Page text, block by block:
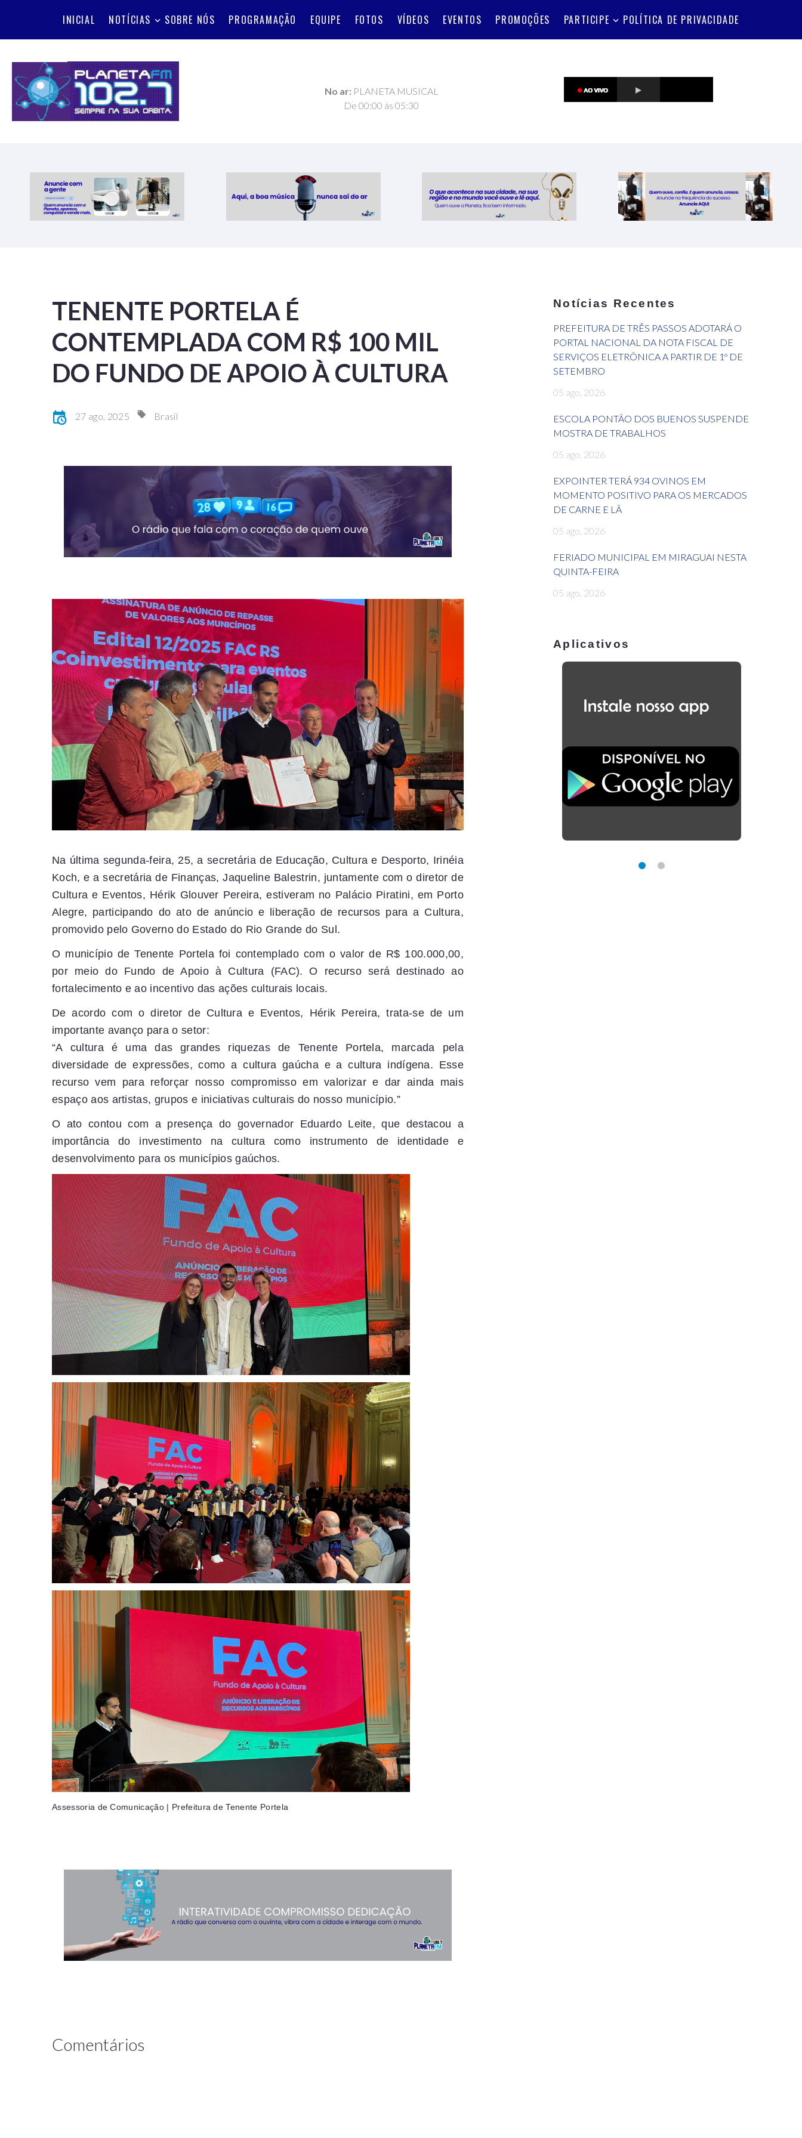
INICIAL NOTÍCIAS SOBRE NÓS PROGRAMAÇÃO EQUIPE FOTOS VÍDEOS EVENTOS PROMOÇÕES PARTICIPE POLÍTICA DE PRIVACIDADE
No ar: PLANETA MUSICAL
De 00:00 às 05:30
TENENTE PORTELA É
CONTEMPLADA COM R$ 100 MIL
DO FUNDO DE APOIO À CULTURA
27 ago, 2025 Brasil
Na última segunda-feira, 25, a secretária de Educação, Cultura e Desporto, Irinéia
Koch, e a secretária de Finanças, Jaqueline Balestrin, juntamente com o diretor de
Cultura e Eventos, Hérik Glouver Pereira, estiveram no Palácio Piratini, em Porto
Alegre, participando do ato de anúncio e liberação de recursos para a Cultura,
promovido pelo Governo do Estado do Rio Grande do Sul.
O município de Tenente Portela foi contemplado com o valor de R$ 100.000,00,
por meio do Fundo de Apoio à Cultura (FAC). O recurso será destinado ao
fortalecimento e ao incentivo das ações culturais locais.
De acordo com o diretor de Cultura e Eventos, Hérik Pereira, trata-se de um
importante avanço para o setor:
“A cultura é uma das grandes riquezas de Tenente Portela, marcada pela
diversidade de expressões, como a cultura gaúcha e a cultura indígena. Esse
recurso vem para reforçar nosso compromisso em valorizar e dar ainda mais
espaço aos artistas, grupos e iniciativas culturais do nosso município.”
O ato contou com a presença do governador Eduardo Leite, que destacou a
importância do investimento na cultura como instrumento de identidade e
desenvolvimento para os municípios gaúchos.
Assessoria de Comunicação | Prefeitura de Tenente Portela
Comentários
Notícias Recentes
PREFEITURA DE TRÊS PASSOS ADOTARÁ O
PORTAL NACIONAL DA NOTA FISCAL DE
SERVIÇOS ELETRÔNICA A PARTIR DE 1º DE
SETEMBRO
05 ago, 2026
ESCOLA PONTÃO DOS BUENOS SUSPENDE
MOSTRA DE TRABALHOS
05 ago, 2026
EXPOINTER TERÁ 934 OVINOS EM
MOMENTO POSITIVO PARA OS MERCADOS
DE CARNE E LÃ
05 ago, 2026
FERIADO MUNICIPAL EM MIRAGUAI NESTA
QUINTA-FEIRA
05 ago, 2026
Aplicativos